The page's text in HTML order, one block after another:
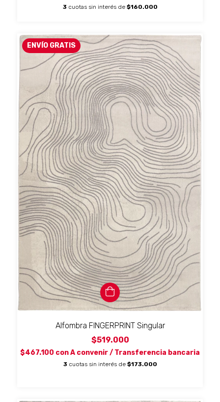
3 cuotas sin interés de $160.000
ENVÍO GRATIS
Alfombra FINGERPRINT Singular
$519.000
$467.100 conA convenir / Transferencia bancaria
3 cuotas sin interés de $173.000